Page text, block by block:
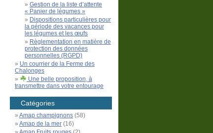
Gestion de la liste d’attente
« Panier de légumes »
Dispositions particulières pour
la période des vacances pour
les légumes et les œufs
Règlementation en matière de
protection des données
personnelles (RGPD)
Un courrier de la Ferme des
Chalonges
Une belle proposition, à
transmettre dans votre entourage
Catégories
Amap champignons (58)
Amap de la mer (16)